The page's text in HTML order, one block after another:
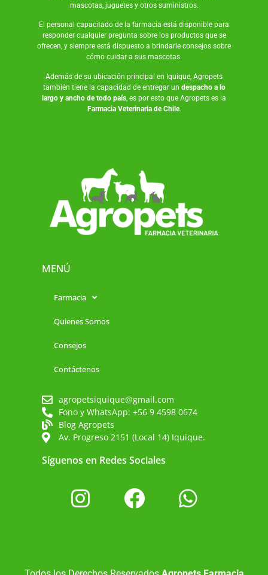
mascotas, juguetesy otros suministros.
El personal capacitado de la farmacia está disponible para
responder cualquier pregunta sobre los productos que se
ofrecen, y siempre está dispuesto a brindarle consejos sobre
cómo cuidar a sus mascotas.
Además de su ubicación principal en Iquique, Agropets
también tiene la capacidad de entregar un despacho a lo
largo y ancho de todo país, es por esto que Agropets es la
Farmacia Veterinaria de Chile.
MENÚ
Farmacia
Quienes Somos
Consejos
Contáctenos
agropetsiquique@gmail.com
Fono y WhatsApp: +56 9 4598 0674
Blog Agropets
Av. Progreso 2151 (Local 14) Iquique.
Síguenos en Redes Sociales